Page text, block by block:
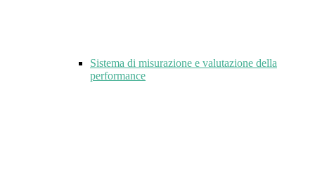
Sistema di misurazione e valutazione della
performance